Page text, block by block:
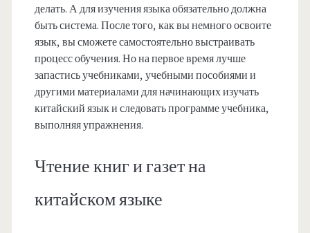
делать. А для изучения языка обязательно должна
быть система. После того, как вы немного освоите
язык, вы сможете самостоятельно выстраивать
процесс обучения. Но на первое время лучше
запастись учебниками, учебными пособиями и
другими материалами для начинающих изучать
китайский язык и следовать программе учебника,
выполняя упражнения.
Чтение книг и газет на
китайском языке